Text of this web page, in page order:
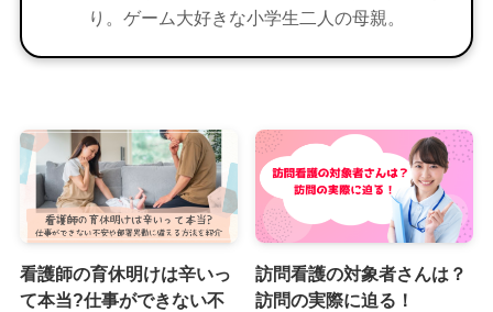
り。ゲーム大好きな小学生二人の母親。
看護師の育休明けは辛いっ
て本当?仕事ができない不
訪問看護の対象者さんは？
訪問の実際に迫る！